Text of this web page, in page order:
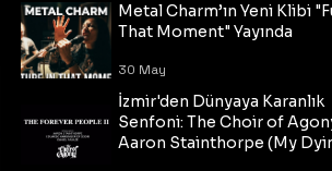
Metal Charm’ın Yeni Klibi
That Moment" Yayında
30 May
İzmir'den Dünyaya Karanlık
Senfoni: The Choir of
Aaron Stainthorpe (My